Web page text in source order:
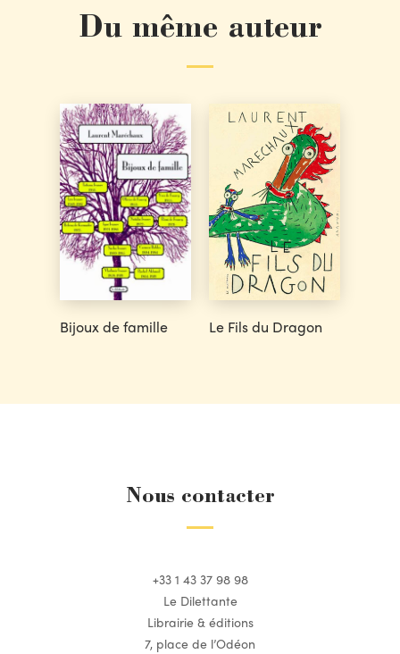
Du même auteur
Bijoux de famille Le Fils du Dragon
Nous contacter
+33 1 43 37 98 98
Le Dilettante
Librairie & éditions
7, place de l’Odéon